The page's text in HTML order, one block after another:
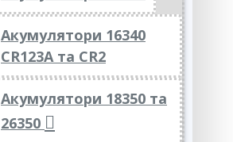
Акумулятори 16340
CR123A та CR2
Акумулятори 18350 та
26350